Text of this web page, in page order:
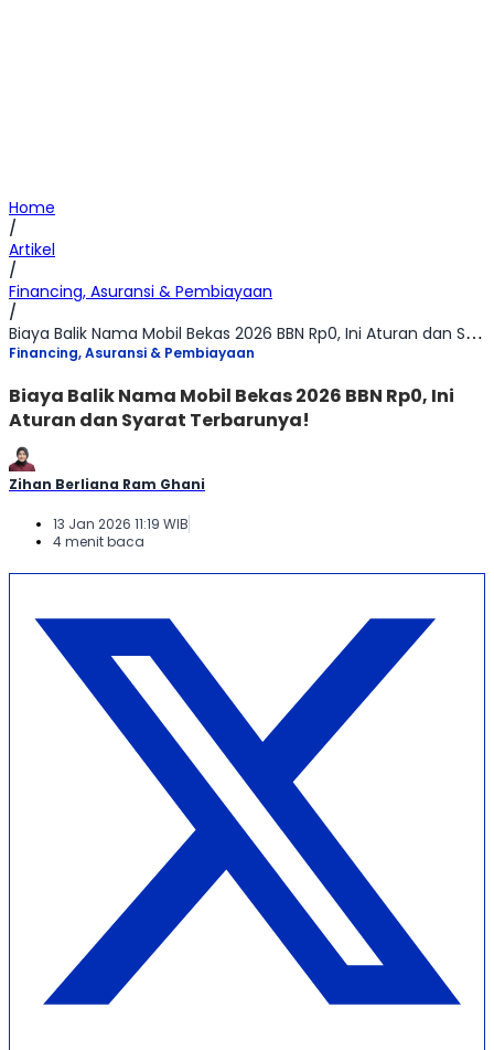
Home
/
Artikel
/
Financing, Asuransi & Pembiayaan
/
Biaya Balik Nama Mobil Bekas 2026 BBN Rp0, Ini Aturan dan Syarat Terbarunya!
Financing, Asuransi & Pembiayaan
Biaya Balik Nama Mobil Bekas 2026 BBN Rp0, Ini
Aturan dan Syarat Terbarunya!
Zihan Berliana Ram Ghani
13 Jan 2026 11:19 WIB
4 menit baca